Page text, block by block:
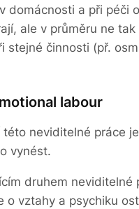
domácnosti a při péči
ale v průměru ne
stejné činnosti (př.
labour
neviditelné práce
vynést.
druhem
o vztahy a psychiku